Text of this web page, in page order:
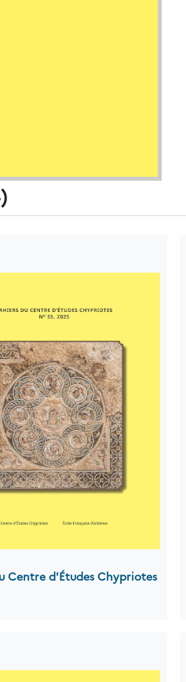
Centre d'Études Chypriotes